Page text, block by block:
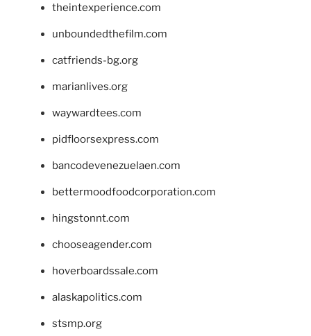
theintexperience.com
unboundedthefilm.com
catfriends-bg.org
marianlives.org
waywardtees.com
pidfloorsexpress.com
bancodevenezuelaen.com
bettermoodfoodcorporation.com
hingstonnt.com
chooseagender.com
hoverboardssale.com
alaskapolitics.com
stsmp.org